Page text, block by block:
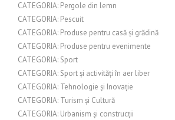
CATEGORIA: Pergole din lemn
CATEGORIA: Pescuit
CATEGORIA: Produse pentru casă și grădină
CATEGORIA: Produse pentru evenimente
CATEGORIA: Sport
CATEGORIA: Sport și activități în aer liber
CATEGORIA: Tehnologie și Inovație
CATEGORIA: Turism și Cultură
CATEGORIA: Urbanism și construcții